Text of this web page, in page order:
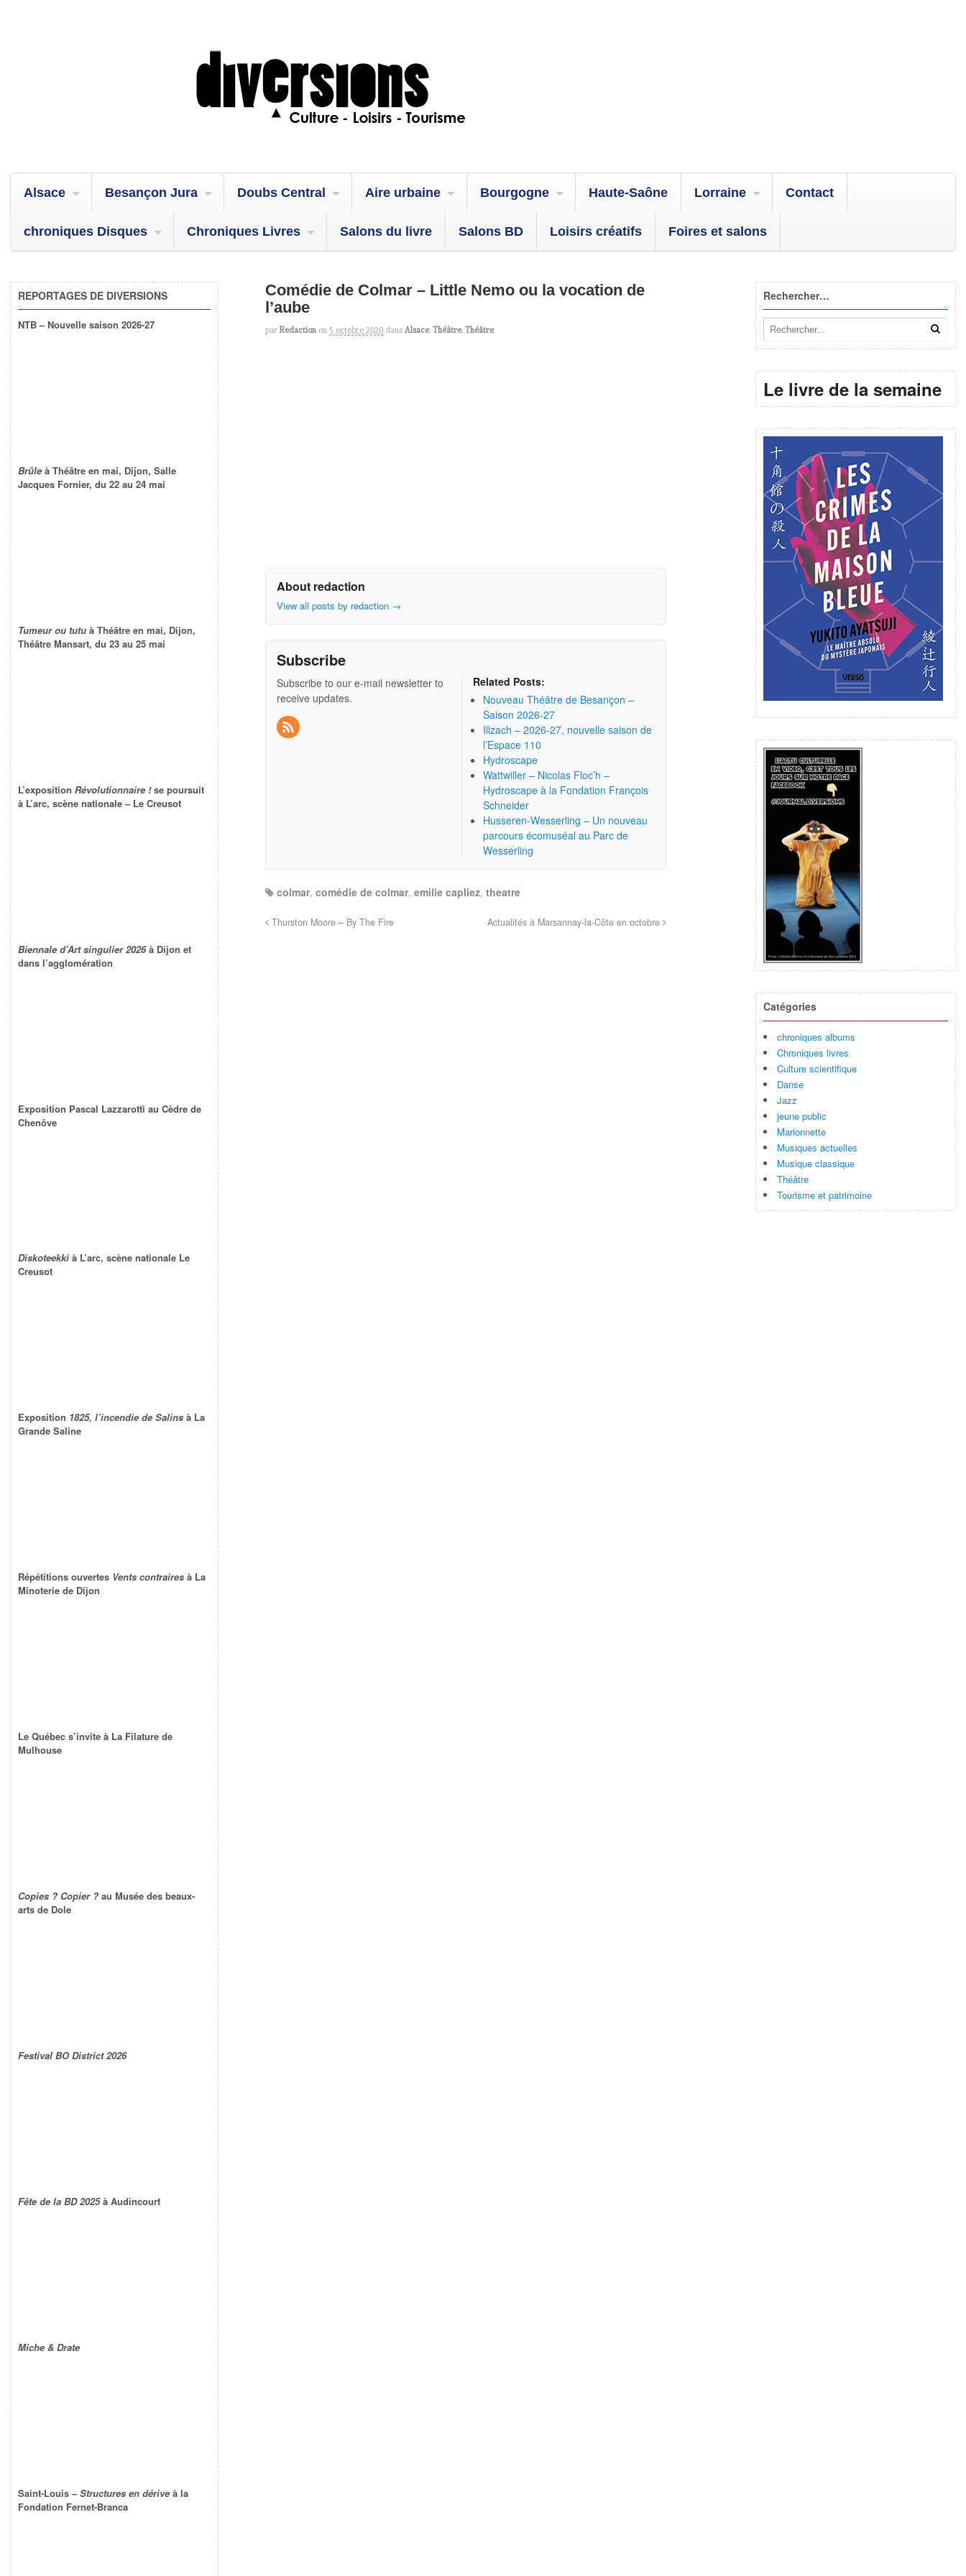
Alsace Besançon Jura Doubs Central Aire urbaine Bourgogne Haute-Saône Lorraine Contact
chroniques Disques Chroniques Livres Salons du livre Salons BD Loisirs créatifs Foires et salons
Comédie de Colmar – Little Nemo ou la vocation de
l’aube
par Redaction on 5 octobre 2020 dans Alsace,Théâtre,Théâtre
About redaction
View all posts by redaction →
Subscribe
Subscribe to our e-mail newsletter to
receive updates.
Related Posts:
Nouveau Théâtre de Besançon –
Saison 2026-27
Illzach – 2026-27, nouvelle saison de
l’Espace 110
Hydroscape
Wattwiller – Nicolas Floc’h –
Hydroscape à la Fondation François
Schneider
Husseren-Wesserling – Un nouveau
parcours écomuséal au Parc de
Wesserling
colmar,comédie de colmar,emilie capliez,theatre
Thurston Moore – By The Fire Actualités à Marsannay-la-Côte en octobre
Rechercher…
Le livre de la semaine
Catégories
chroniques albums
Chroniques livres
Culture scientifique
Danse
Jazz
jeune public
Marionnette
Musiques actuelles
Musique classique
Théâtre
Tourisme et patrimoine
REPORTAGES DE DIVERSIONS
NTB – Nouvelle saison 2026-27
Brûle à Théâtre en mai, Dijon, Salle
Jacques Fornier, du 22 au 24 mai
Tumeur ou tutu à Théâtre en mai, Dijon,
Théâtre Mansart, du 23 au 25 mai
L’exposition Révolutionnaire !se poursuit
à L’arc, scène nationale – Le Creusot
Biennale d’Art singulier 2026à Dijon et
dans l’agglomération
Exposition Pascal Lazzarotti au Cèdre de
Chenôve
Diskoteekki à L’arc, scène nationale Le
Creusot
Exposition 1825, l’incendie de Salins à La
Grande Saline
Répétitions ouvertes Vents contraires à La
Minoterie de Dijon
Le Québec s’invite à La Filature de
Mulhouse
Copies ? Copier ? au Musée des beaux-
arts de Dole
Festival BO District 2026
Fête de la BD 2025à Audincourt
Miche & Drate
Saint-Louis –Structures en dérive à la
Fondation Fernet-Branca